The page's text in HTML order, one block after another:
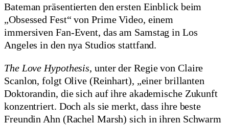
Bateman präsentierten den ersten Einblick beim
„Obsessed Fest“ von Prime Video, einem
immersiven Fan-Event, das am Samstag in Los
Angeles in den nya Studios stattfand.
The Love Hypothesis, unter der Regie von Claire
Scanlon, folgt Olive (Reinhart), „einer brillanten
Doktorandin, die sich auf ihre akademische Zukunft
konzentriert. Doch als sie merkt, dass ihre beste
Freundin Ahn (Rachel Marsh) sich in ihren Schwarm